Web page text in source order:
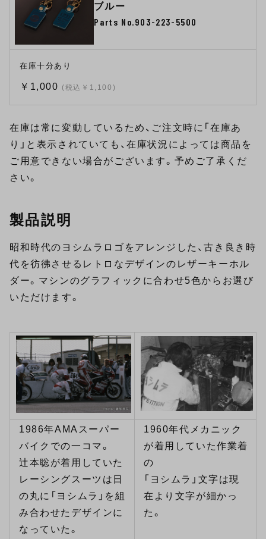
ブルー
Parts No.903-223-5500
在庫十分あり
￥1,000 (税込￥1,100)
在庫は常に変動しているため、ご注文時に「在庫あ
り」と表示されていても、在庫状況によっては商品を
ご用意できない場合がございます。予めご了承くだ
さい。
製品説明
昭和時代のヨシムラロゴをアレンジした、古き良き時
代を彷彿させるレトロなデザインのレザーキーホル
ダー。マシンのグラフィックに合わせ5色からお選び
いただけます。
1986年AMAスーパー
バイクでの一コマ。
辻本聡が着用していた
レーシングスーツは日
の丸に「ヨシムラ」を組
み合わせたデザインに
なっていた。
1960年代メカニック
が着用していた作業着
の
「ヨシムラ」文字は現
在より文字が細かっ
た。